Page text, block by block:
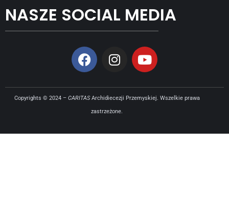
NASZE SOCIAL MEDIA
Copyrights © 2024 – CARITASArchidiecezji Przemyskiej. Wszelkie prawa
zastrzeżone.